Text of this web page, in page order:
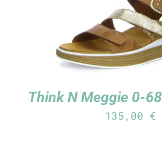
Think N Meggie 0-
135,00 €